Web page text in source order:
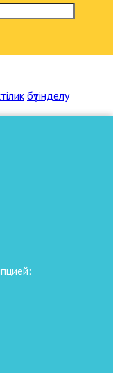
бүтінделу